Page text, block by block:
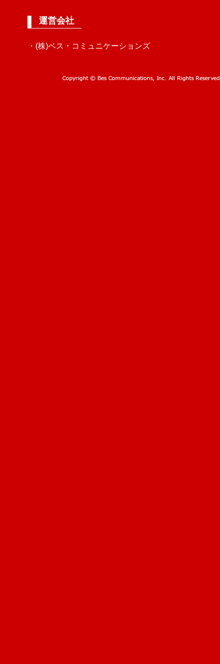
運営会社
・(株)ベス・コミュニケーションズ